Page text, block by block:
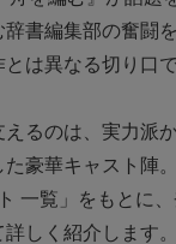
書編集部の奮闘
は異なる切り口
るのは、実力派
た豪華キャスト陣
一覧」をもとに
しく紹介します。